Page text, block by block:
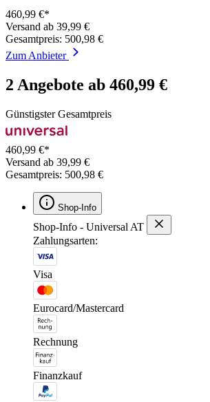
460,99 €*
Versand ab 39,99 €
Gesamtpreis: 500,98 €
Zum Anbieter
2 Angebote ab 460,99 €
Günstigster Gesamtpreis
460,99 €*
Versand ab 39,99 €
Gesamtpreis: 500,98 €
Shop-Info
Shop-Info - Universal AT
Zahlungsarten:
Visa
Eurocard/Mastercard
Rechnung
Finanzkauf